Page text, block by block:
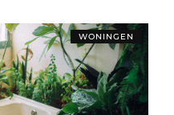
WONINGEN